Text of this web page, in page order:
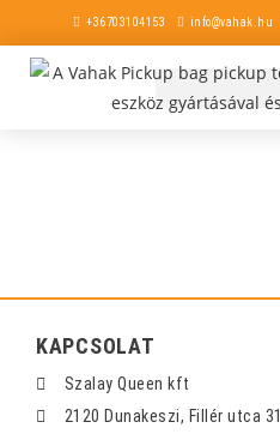
+36703104153 info@vahak.hu
KAPCSOLAT
Szalay Queen kft
2120 Dunakeszi, Fillér utca 31.